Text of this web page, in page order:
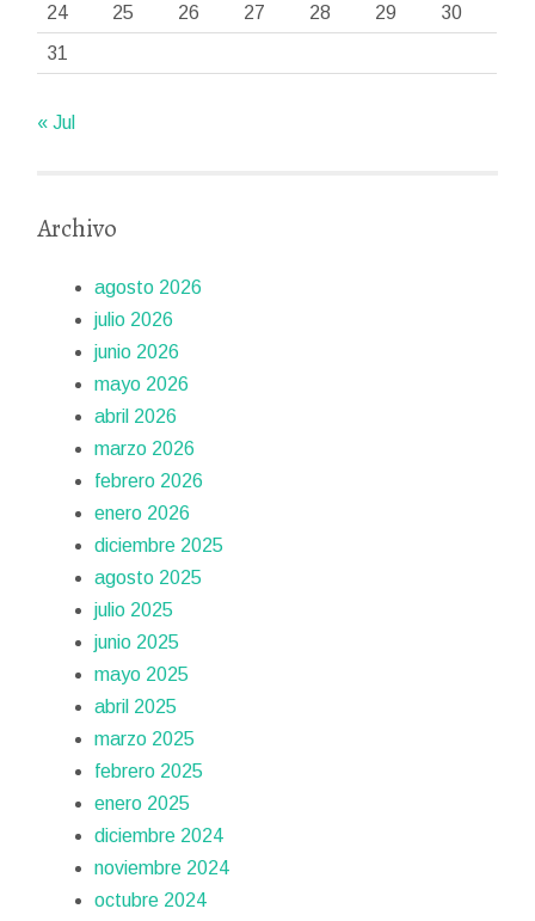
24
25 26 27 28 29
30
31
« Jul
Archivo
agosto 2026
julio 2026
junio 2026
mayo 2026
abril 2026
marzo 2026
febrero 2026
enero 2026
diciembre 2025
agosto 2025
julio 2025
junio 2025
mayo 2025
abril 2025
marzo 2025
febrero 2025
enero 2025
diciembre 2024
noviembre 2024
octubre 2024